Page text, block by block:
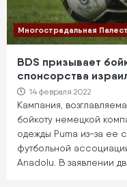
Многострадальная
BDS призывает
спонсорства
14 февраля 2022
Кампания,
бойкоту немецкой
одежды Puma из-за ее
футбольной
Anadolu. В заявлении